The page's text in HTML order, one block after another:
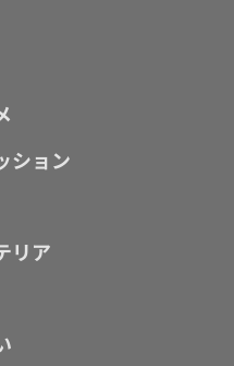
ション
リア